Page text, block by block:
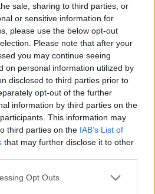
sale, sharing to third parties, or
or sensitive information for
please use the below opt-out
Please note that after your
you may continue seeing
on personal information utilized by
disclosed to third parties prior to
opt-out of the further
information by third parties on the
This information may
third parties on the IAB’s List of
that may further disclose it to other
Opt Outs
click για να σχολιάσεις